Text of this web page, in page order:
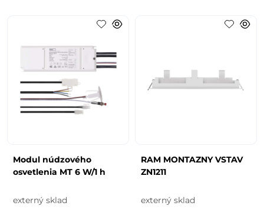
Modul núdzového
osvetlenia MT 6 W/1 h
externý sklad
RAM MONTAZNY VSTAV
ZN1211
externý sklad